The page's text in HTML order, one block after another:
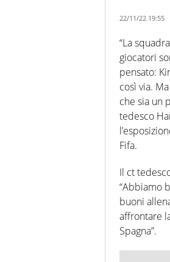
22/11/22 19:55
“La
giocatori
pensato:
così via.
che sia un
tedesco
Fifa.
Il ct
“Abbiamo
buoni
affrontare
Spagna”.